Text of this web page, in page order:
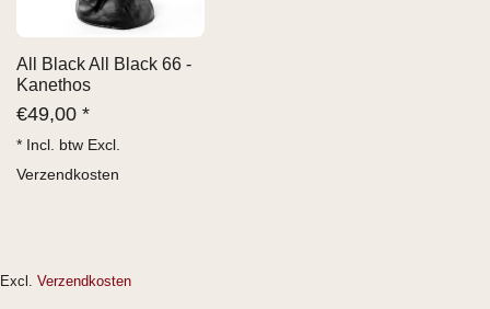
All Black All Black 66 -
Kanethos
€49,00 *
* Incl. btw Excl.
Verzendkosten
Excl. Verzendkosten